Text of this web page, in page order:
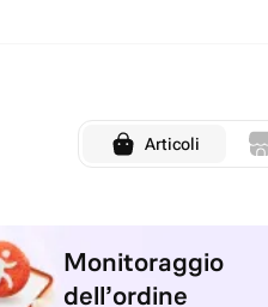
Articoli
Monitoraggio
dell’ordine